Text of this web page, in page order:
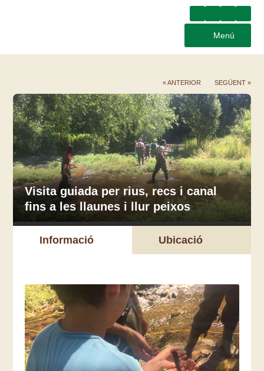
Menú
« ANTERIOR SEGÜENT »
Visita guiada per rius, recs i canal
fins a les llaunes i llur peixos
Informació Ubicació